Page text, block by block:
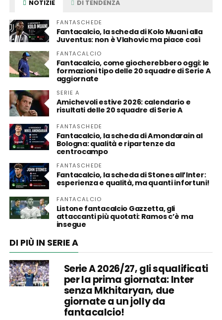
NOTIZIE DI TENDENZA
FANTASCHEDE
Fantacalcio, la scheda di Kolo Muani alla
Juventus: non è Vlahovic ma piace così
FANTACALCIO
Fantacalcio, come giocherebbero oggi: le
formazioni tipo delle 20 squadre di Serie A
aggiornate
SERIE A
Amichevoli estive 2026: calendario e
risultati delle 20 squadre di Serie A
FANTASCHEDE
Fantacalcio, la scheda di Amondarain al
Bologna: qualità e ripartenze da
centrocampo
FANTASCHEDE
Fantacalcio, la scheda di Stones all’Inter:
esperienza e qualità, ma quanti infortuni!
FANTACALCIO
Listone fantacalcio Gazzetta, gli
attaccanti più quotati: Ramos c’è ma
insegue
DI PIÙ IN SERIE A
Serie A 2026/27, gli squalificati
per la prima giornata: Inter
senza Mkhitaryan, due
giornate a un jolly da
fantacalcio!